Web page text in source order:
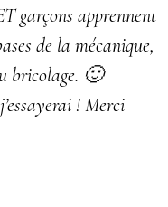
garçons apprennent
de la mécanique,
bricolage. 🙂
! Merci